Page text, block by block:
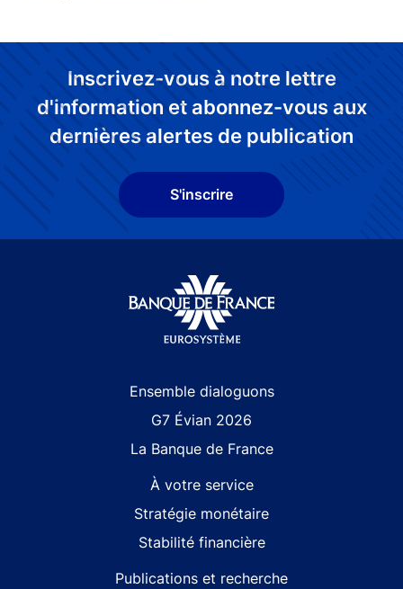
Inscrivez-vous à notre lettre
d'information et abonnez-vous aux
dernières alertes de publication
S'inscrire
Ensemble dialoguons
G7 Évian 2026
La Banque de France
À votre service
Stratégie monétaire
Stabilité financière
Publications et recherche